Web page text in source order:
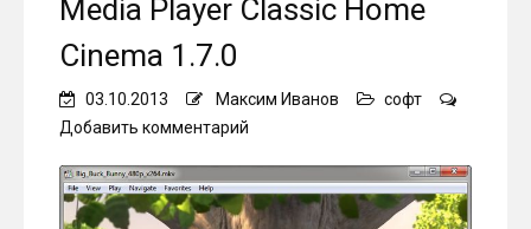
Media Player Classic Home
Cinema 1.7.0
03.10.2013 Максим Иванов
софт
Добавить комментарий
Player
Classic
Home